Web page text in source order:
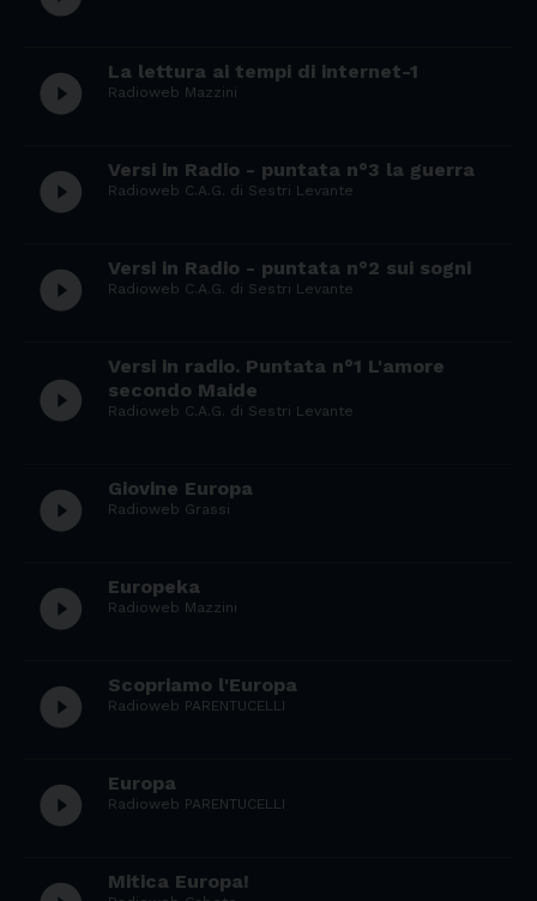
play_circle_filled La lettura ai tempi di internet-1
Radioweb Mazzini
play_circle_filled Versi in Radio - puntata n°3 la guerra
Radioweb C.A.G. di Sestri Levante
play_circle_filled Versi in Radio - puntata n°2 sui sogni
Radioweb C.A.G. di Sestri Levante
play_circle_filled
Versi in radio. Puntata n°1 L'amore
secondo Maide
Radioweb C.A.G. di Sestri Levante
play_circle_filled Giovine Europa
Radioweb Grassi
play_circle_filled Europeka
Radioweb Mazzini
play_circle_filled Scopriamo l'Europa
Radioweb PARENTUCELLI
play_circle_filled Europa
Radioweb PARENTUCELLI
Mitica Europa!